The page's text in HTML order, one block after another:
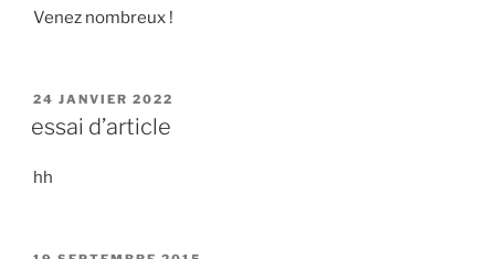
Venez nombreux !
PUBLIÉ
24 JANVIER 2022
essai d’article
hh